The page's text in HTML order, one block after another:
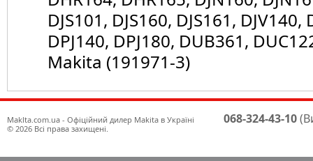
DJS101, DJS160, DJS161,
DPJ140, DPJ180, DUB361,
Makita (191971-3)
Maklta.com.ua - Офіційний дилер Makita в Україні
© 2026 Всі права захищені.
068-324-43-10